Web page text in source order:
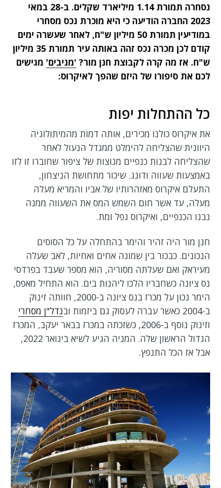
נסחרה תמורת 1.14 מיליארד שקלים. ב-28 במאי
2023 החברה הודיעה כי היא מוכרת נכס מסחרי
במודיעין תמורת 50 מיליון ש"ח, לאחר שעשרה ימים
קודם לכן מכרה נכס זהה באותה עיר תמורת 35 מיליון
ש"ח. אז מה קרה לקבוצת חנן מור? 'מניבים' מגישים
לכם את סיפורו של היזם שהפך לאיקרוס:
כל ההתחלות יפות
את איקרוס כולנו מכירים, אותה דמות מהמיתולוגיה
היוונית שהצליחה להימלט ממגדל הנעול לאחר
שהצליחה לבנות כנפיים מנוצות של ציפור שחוברו זו לזו
באמצעות שעווה ודונג. שיכור מתחושת הניצחון,
התעלם איקרוס מאזהרותיו של אביו והמריא מעלה
מעלה, עד אשר חום השמש המס את השעווה ממנה
נבנו הכנפיים, ואיקרוס נפל ומת.
חנן מור היה זהיר והימר בהתחלה על כל הסוסים
הנכונים. כבכור בין שמונה אחים ואחיות, לאב שעלה
מעיראק ואם שעלתה מסוריה, הוא מספר שעבד בפרדסי
נס ציונה כשחבריו הלכו ליהנות בים. הוא התחיל מאפס,
הימר נכון על מכרז בנס ציונה ב-2000, חוותה זינוק
ב-2004 כאשר עברה לעסוק גם ביזמות וב
נדל"ן מסחרי
וזינוק נוסף ב-2006, כשזכתה במכרז בבאר יעקב, המכרז
הגדול הראשון שלה. המניה הגיע לשיא בינואר 2022,
אבל אז הכל התנפץ.